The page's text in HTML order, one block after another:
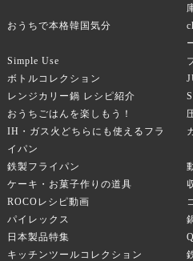
おうちで本格韓国気分
Simple Use
ボトルコレクション
レンジカリー鍋 レシピ紹介
おうちごはんを楽しもう！
IH・ガス火どちらにも使えるフラ
イパン
鉄製フライパン
ケーキ・お菓子作りの道具
ROCOレシピ動画
パイレックス
日本製品特集
キッチンツールコレクション